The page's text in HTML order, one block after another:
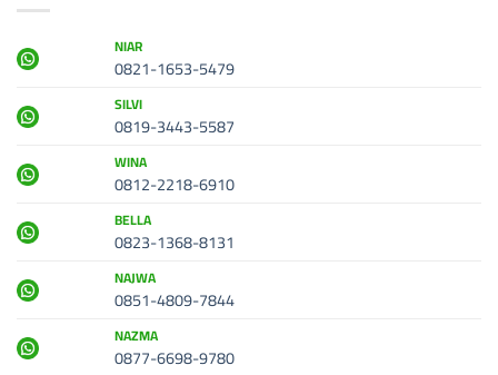
NIAR
0821-1653-5479
SILVI
0819-3443-5587
WINA
0812-2218-6910
BELLA
0823-1368-8131
NAJWA
0851-4809-7844
NAZMA
0877-6698-9780